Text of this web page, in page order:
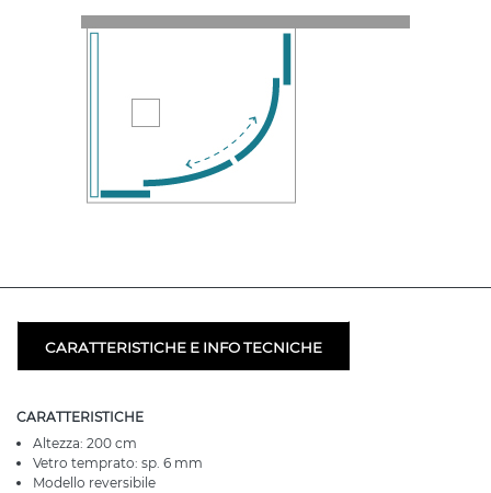
CARATTERISTICHE E INFO TECNICHE
CARATTERISTICHE
Altezza: 200 cm
Vetro temprato: sp. 6 mm
Modello reversibile